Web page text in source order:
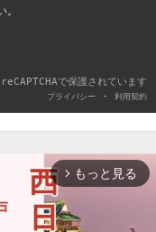
で保護されています
プライバシー - 利用契約
arrow_forward_ios もっと見る